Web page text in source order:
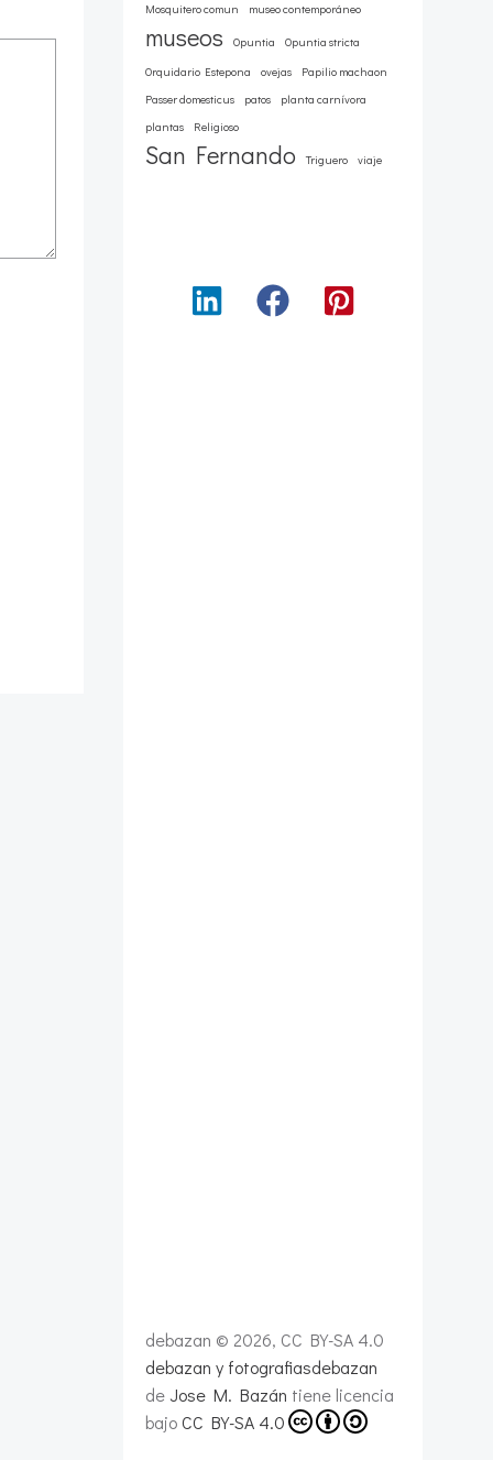
Mosquitero comun
museo contemporáneo
museos Opuntia
Opuntia stricta
Orquidario Estepona
ovejas
Papilio machaon
Passer domesticus
patos
planta carnívora
plantas
Religioso
San Fernando Triguero viaje
debazan © 2026, CC BY-SA 4.0
debazan y fotografiasdebazan
de Jose M. Bazán tiene licencia
bajoCC BY-SA 4.0